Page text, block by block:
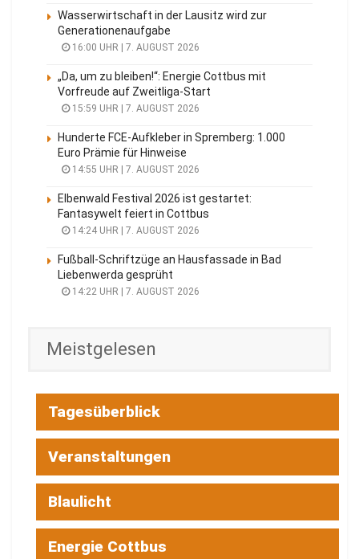
Wasserwirtschaft in der Lausitz wird zur
Generationenaufgabe
16:00 UHR | 7. AUGUST 2026
„Da, um zu bleiben!“: Energie Cottbus mit
Vorfreude auf Zweitliga-Start
15:59 UHR | 7. AUGUST 2026
Hunderte FCE-Aufkleber in Spremberg: 1.000
Euro Prämie für Hinweise
14:55 UHR | 7. AUGUST 2026
Elbenwald Festival 2026 ist gestartet:
Fantasywelt feiert in Cottbus
14:24 UHR | 7. AUGUST 2026
Fußball-Schriftzüge an Hausfassade in Bad
Liebenwerda gesprüht
14:22 UHR | 7. AUGUST 2026
Meistgelesen
Tagesüberblick
Veranstaltungen
Blaulicht
Energie Cottbus